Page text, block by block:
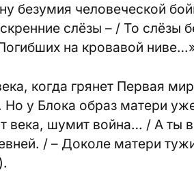
безумия человеческой
слёзы – / То слёзы
на кровавой
когда грянет Первая
у Блока образ матери
века, шумит война… / А ты
/ – Доколе матери